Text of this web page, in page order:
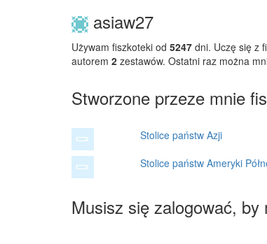
asiaw27
Używam fiszkoteki od 5247 dni. Uczę się z
autorem 2 zestawów. Ostatni raz można
Stworzone przeze mnie
Stolice państw Azji
Stolice państw Ameryki
Musisz się zalogować,